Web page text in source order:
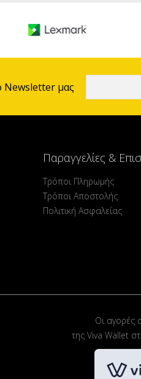
Newsletter μας
Παραγγελίες &
Τρόποι Πληρωμής
Τρόποι Αποστολής
Πολιτική Ασφαλείας
Οι αγορές
της Viva Wallet